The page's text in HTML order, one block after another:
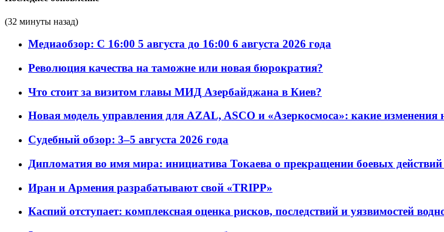
(32 минуты назад)
Медиаобзор: С 16:00 5 августа до 16:00 6 августа 2026 года
Революция качества на таможне или новая бюрократия?
Что стоит за визитом главы МИД Азербайджана в Киев?
Новая модель управления для AZAL, ASCO и «Азеркосмоса»: какие изменения
Судебный обзор: 3–5 августа 2026 года
Дипломатия во имя мира: инициатива Токаева о прекращении боевых действий
Иран и Армения разрабатывают свой «TRIPP»
Каспий отступает: комплексная оценка рисков, последствий и уязвимостей